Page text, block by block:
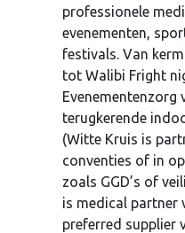
professionele
evenementen,
festivals. Van
tot Walibi Fright
Evenementenzorg
terugkerende
(Witte Kruis is
conventies of in
zoals GGD’s of
is medical partner
preferred supplier